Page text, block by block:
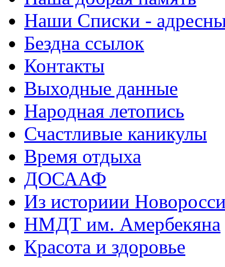
Наши Списки -
Бездна ссылок
Контакты
Выходные данные
Народная летопись
Счастливые каникулы
Время отдыха
ДОСААФ
Из историии
НМДТ им. Амербекяна
Красота и здоровье